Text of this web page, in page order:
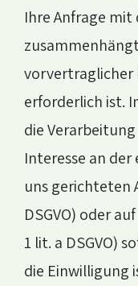
Ihre Anfrage
vorvertraglicher
erforderlich ist.
die
Interesse an
uns gerichteten
DSGVO) oder
1 lit. a DSGVO)
die Einwilligung